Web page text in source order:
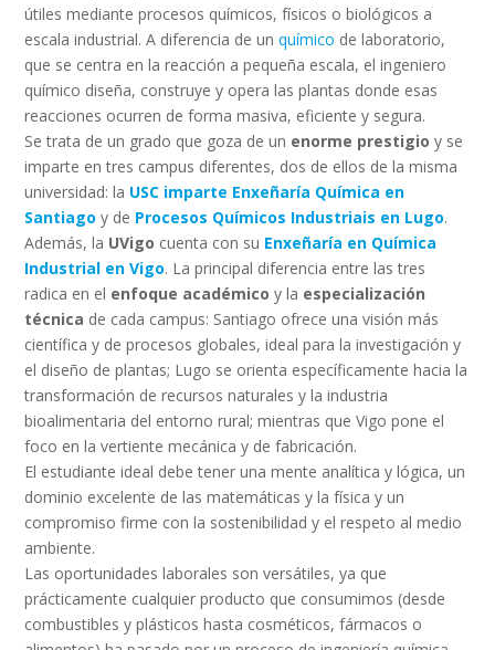
útiles mediante procesos químicos, físicos o biológicos a
escala industrial. A diferencia de unquímico de laboratorio,
que se centra en la reacción a pequeña escala, el ingeniero
químico diseña, construye y opera las plantas donde esas
reacciones ocurren de forma masiva, eficiente y segura.
Se trata de un grado que goza de un enorme prestigio y se
imparte en tres campus diferentes, dos de ellos de la misma
universidad: la USC imparte Enxeñaría Química en
Santiago y de Procesos Químicos Industriais en Lugo.
Además, la UVigo cuenta con su Enxeñaría en Química
Industrial en Vigo. La principal diferencia entre las tres
radica en el enfoque académico y la especialización
técnica de cada campus: Santiago ofrece una visión más
científica y de procesos globales, ideal para la investigación y
el diseño de plantas; Lugo se orienta específicamente hacia la
transformación de recursos naturales y la industria
bioalimentaria del entorno rural; mientras que Vigo pone el
foco en la vertiente mecánica y de fabricación.
El estudiante ideal debe tener una mente analítica y lógica, un
dominio excelente de las matemáticas y la física y un
compromiso firme con la sostenibilidad y el respeto al medio
ambiente.
Las oportunidades laborales son versátiles, ya que
prácticamente cualquier producto que consumimos (desde
combustibles y plásticos hasta cosméticos, fármacos o